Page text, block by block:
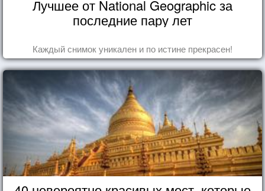
Лучшее от National Geographic за
последние пару лет
Каждый снимок уникален и по истине прекрасен!